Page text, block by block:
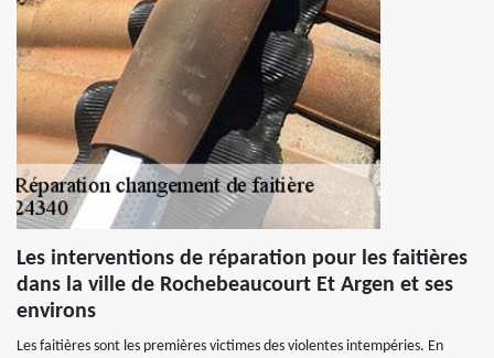
Les interventions de réparation pour les faitières
dans la ville de Rochebeaucourt Et Argen et ses
environs
Les faitières sont les premières victimes des violentes intempéries. En